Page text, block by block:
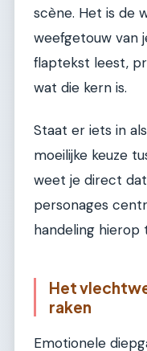
scène. Het is de
weefgetouw van
flaptekst leest,
wat die kern is.
Staat er iets in
moeilijke keuze
weet je direct
personages
handeling hierop
Het
raken
Emotionele